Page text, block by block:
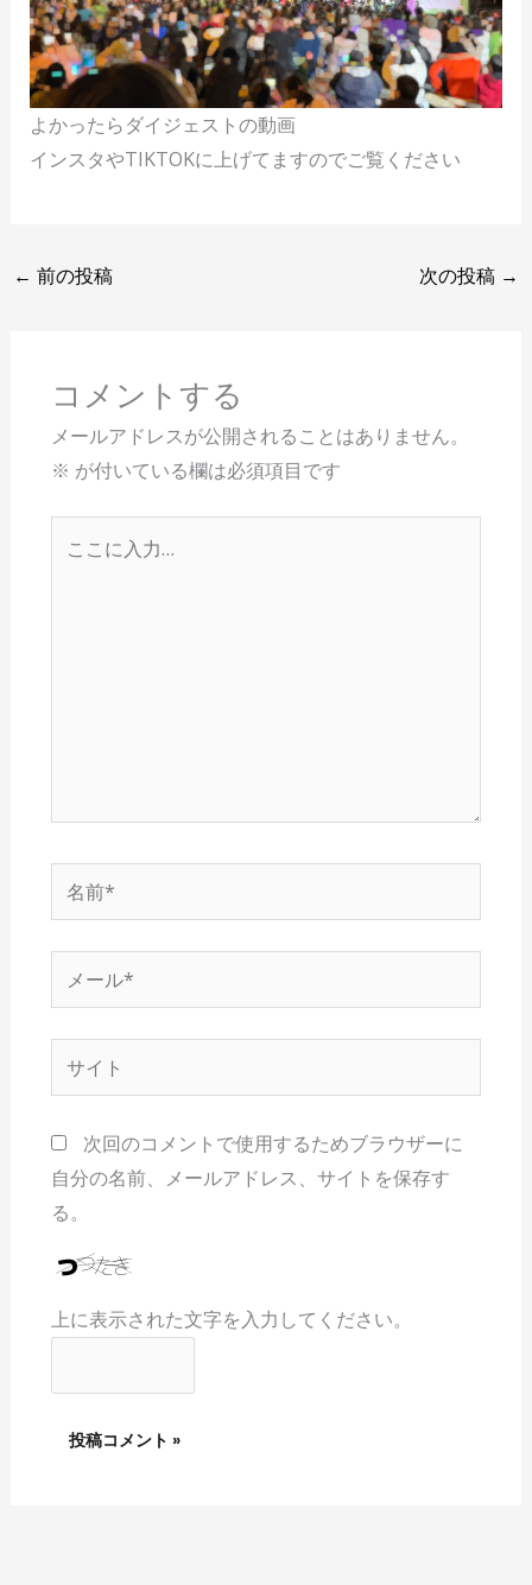
よかったらダイジェストの動画
インスタやTIKTOKに上げてますのでご覧ください
← 前の投稿 次の投稿 →
コメントする
メールアドレスが公開されることはありません。
※ が付いている欄は必須項目です
前
*
ー
ル
イ
次回のコメントで使用するためブラウザーに
自分の名前、メールアドレス、サイトを保存す
る。
上に表示された文字を入力してください。